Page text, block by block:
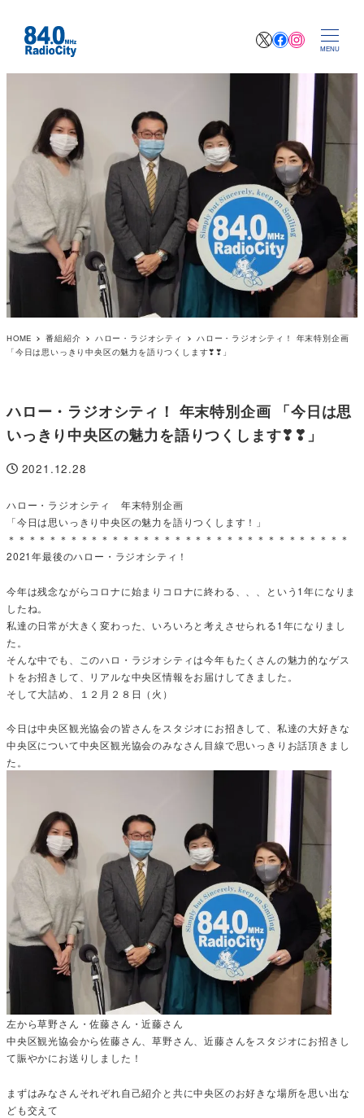
XFacebook
MENU
HOME 番組紹介 ハロー・ラジオシティ
ハロー・ラジオシティ！ 年末特別企画
「今日は思いっきり中央区の魅力を語りつくします❣❣」
ハロー・ラジオシティ！ 年末特別企画 「今日は思
いっきり中央区の魅力を語りつくします❣❣」
投稿日
2021.12.28
ハロー・ラジオシティ 年末特別企画
「今日は思いっきり中央区の魅力を語りつくします！」
＊＊＊＊＊＊＊＊＊＊＊＊＊＊＊＊＊＊＊＊＊＊＊＊＊＊＊＊＊＊＊＊＊
2021年最後のハロー・ラジオシティ！
今年は残念ながらコロナに始まりコロナに終わる、、、という1年になりま
したね。
私達の日常が大きく変わった、いろいろと考えさせられる1年になりまし
た。
そんな中でも、このハロ・ラジオシティは今年もたくさんの魅力的なゲス
トをお招きして、リアルな中央区情報をお届けしてきました。
そして大詰め、１２月２８日（火）
今日は中央区観光協会の皆さんをスタジオにお招きして、私達の大好きな
中央区について中央区観光協会のみなさん目線で思いっきりお話頂きまし
た。
左から草野さん・佐藤さん・近藤さん
中央区観光協会から佐藤さん、草野さん、近藤さんをスタジオにお招きし
て賑やかにお送りしました！
まずはみなさんそれぞれ自己紹介と共に中央区のお好きな場所を思い出な
ども交えて